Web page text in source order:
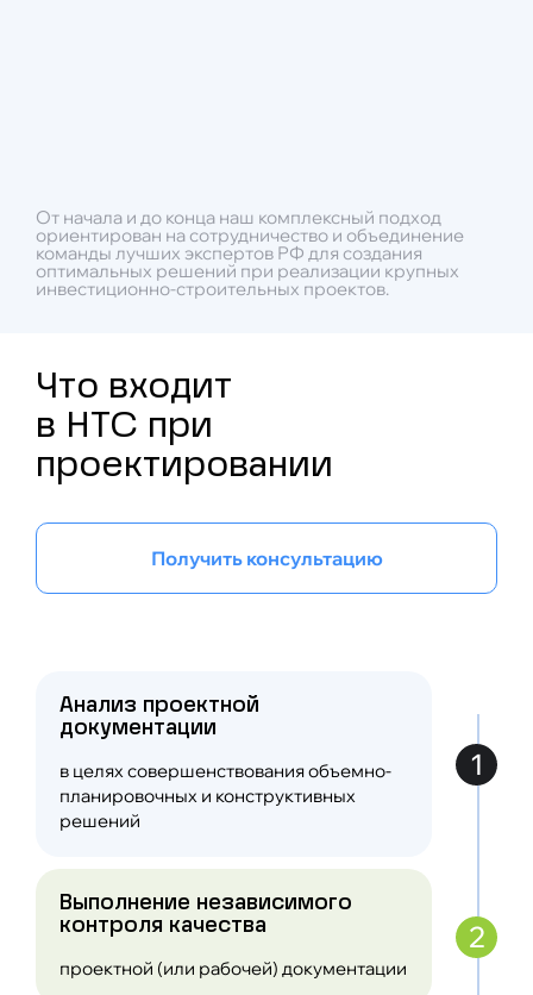
От начала и до конца наш комплексный подход
ориентирован на сотрудничество и объединение
команды лучших экспертов РФ для создания
оптимальных решений при реализации крупных
инвестиционно-строительных проектов.
Что входит
в НТС при
проектировании
Получить консультацию
Анализ проектной
документации
в целях совершенствования объемно-
планировочных и конструктивных
решений
1
Выполнение независимого
контроля качества
проектной (или рабочей) документации
2